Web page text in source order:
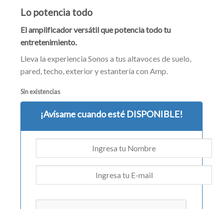
Lo potencia todo
El amplificador versátil que potencia todo tu
entretenimiento.
Lleva la experiencia Sonos a tus altavoces de suelo,
pared, techo, exterior y estantería con Amp.
Sin existencias
¡Avísame cuando esté DISPONIBLE!